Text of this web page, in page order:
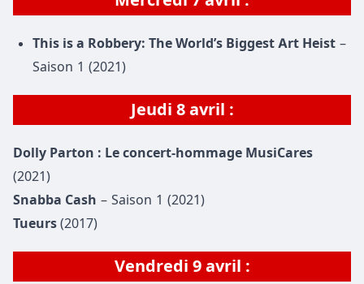
This is a Robbery: The World’s Biggest Art Heist –
Saison 1 (2021)
Jeudi 8 avril :
Dolly Parton : Le concert-hommage MusiCares
(2021)
Snabba Cash – Saison 1 (2021)
Tueurs (2017)
Vendredi 9 avril :